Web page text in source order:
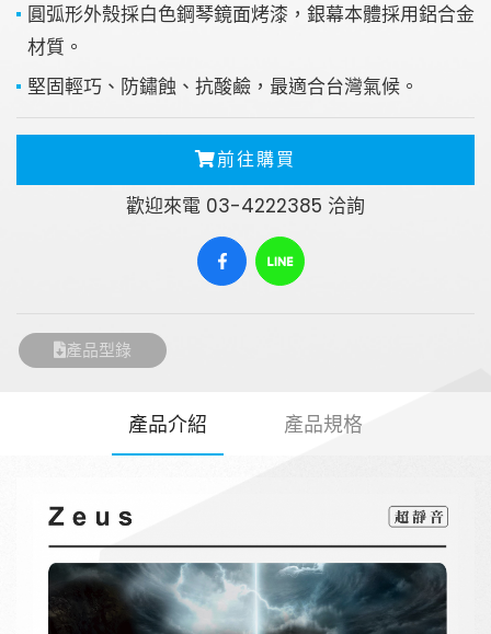
圓弧形外殼採白色鋼琴鏡面烤漆，銀幕本體採用鋁合金
材質。
堅固輕巧、防鏽蝕、抗酸鹼，最適合台灣氣候。
前往購買
歡迎來電 03-4222385 洽詢
產品型錄
產品介紹 產品規格